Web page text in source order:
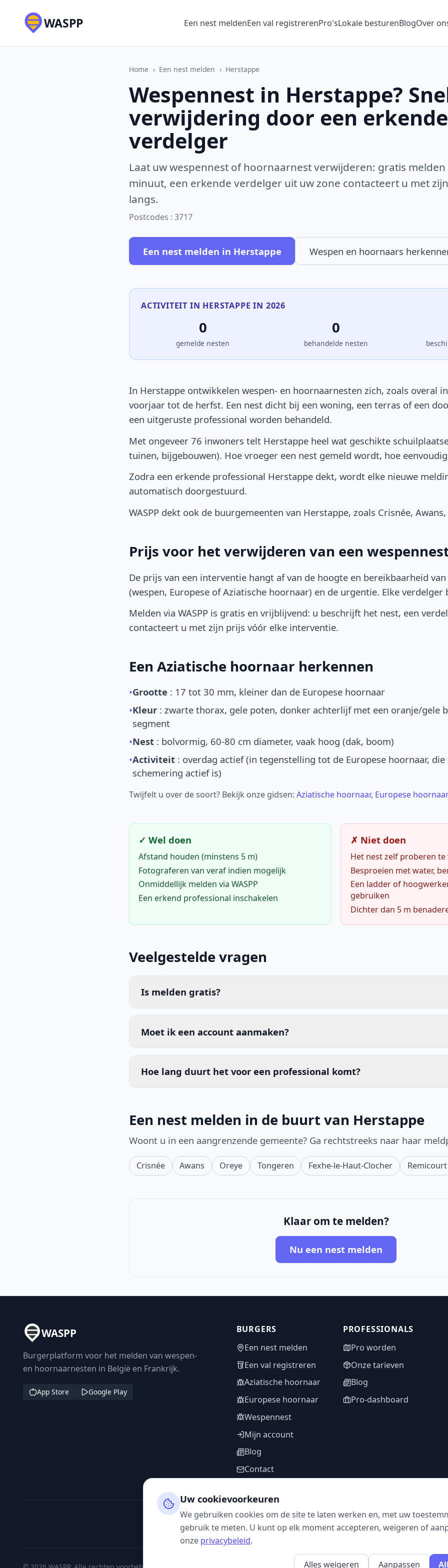
WASPP Een nest meldenEen val registrerenPro'sLokale besturenBlogOver
Home › Een nest melden › Herstappe
Wespennest in Herstappe?
verwijdering door een erkende
verdelger
Laat uw wespennest of hoornaarnest verwijderen: gratis
minuut, een erkende verdelger uit uw zone contacteert u met
langs.
Postcodes : 3717
Een nest melden in Herstappe Wespen en hoornaars
ACTIVITEIT IN HERSTAPPE IN 2026
0
gemelde nesten
0
behandelde nesten
In Herstappe ontwikkelen wespen- en hoornaarnesten zich, zoals overal
voorjaar tot de herfst. Een nest dicht bij een woning, een terras of een
een uitgeruste professional worden behandeld.
Met ongeveer 76 inwoners telt Herstappe heel wat geschikte
tuinen, bijgebouwen). Hoe vroeger een nest gemeld wordt, hoe
Zodra een erkende professional Herstappe dekt, wordt elke nieuwe
automatisch doorgestuurd.
WASPP dekt ook de buurgemeenten van Herstappe, zoals Crisnée,
Prijs voor het verwijderen van een
De prijs van een interventie hangt af van de hoogte en bereikbaarheid
(wespen, Europese of Aziatische hoornaar) en de urgentie. Elke
Melden via WASPP is gratis en vrijblijvend: u beschrijft het nest, een
contacteert u met zijn prijs vóór elke interventie.
Een Aziatische hoornaar herkennen
•Grootte : 17 tot 30 mm, kleiner dan de Europese hoornaar
•Kleur : zwarte thorax, gele poten, donker achterlijf met een oranje/gele
segment
•Nest : bolvormig, 60-80 cm diameter, vaak hoog (dak, boom)
•Activiteit : overdag actief (in tegenstelling tot de Europese hoornaar,
schemering actief is)
Twijfelt u over de soort? Bekijk onze gidsen: Aziatische hoornaar, Europese hoornaar
✓ Wel doen
Afstand houden (minstens 5 m)
Fotograferen van veraf indien mogelijk
Onmiddellijk melden via WASPP
Een erkend professional inschakelen
✗ Niet doen
Het nest zelf proberen
Besproeien met water,
Een ladder of
gebruiken
Dichter dan 5 m
Veelgestelde vragen
Is melden gratis?
Moet ik een account aanmaken?
Hoe lang duurt het voor een professional komt?
Een nest melden in de buurt van Herstappe
Woont u in een aangrenzende gemeente? Ga rechtstreeks naar haar
Crisnée Awans Oreye Tongeren Fexhe-le-Haut-Clocher Remicourt
Klaar om te melden?
Nu een nest melden
WASPP
Burgerplatform voor het melden van wespen-
en hoornaarnesten in België en Frankrijk.
App Store Google Play
BURGERS
Een nest melden
Een val registreren
Aziatische hoornaar
Europese hoornaar
Wespennest
Mijn account
Blog
Contact
PROFESSIONALS
Pro worden
Onze tarieven
Blog
Pro-dashboard
VOLG ONS
Uw cookievoorkeuren
We gebruiken cookies om de site te laten werken en, met uw
gebruik te meten. U kunt op elk moment accepteren, weigeren of
onze privacybeleid.
Alles weigeren Aanpassen